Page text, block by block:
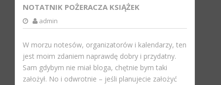
NOTATNIK POŻERACZA KSIĄŻEK
admin
W morzu notesów, organizatorów i kalendarzy, ten
jest moim zdaniem naprawdę dobry i przydatny.
Sam gdybym nie miał bloga, chętnie bym taki
założył. No i odwrotnie – jeśli planujecie założyć